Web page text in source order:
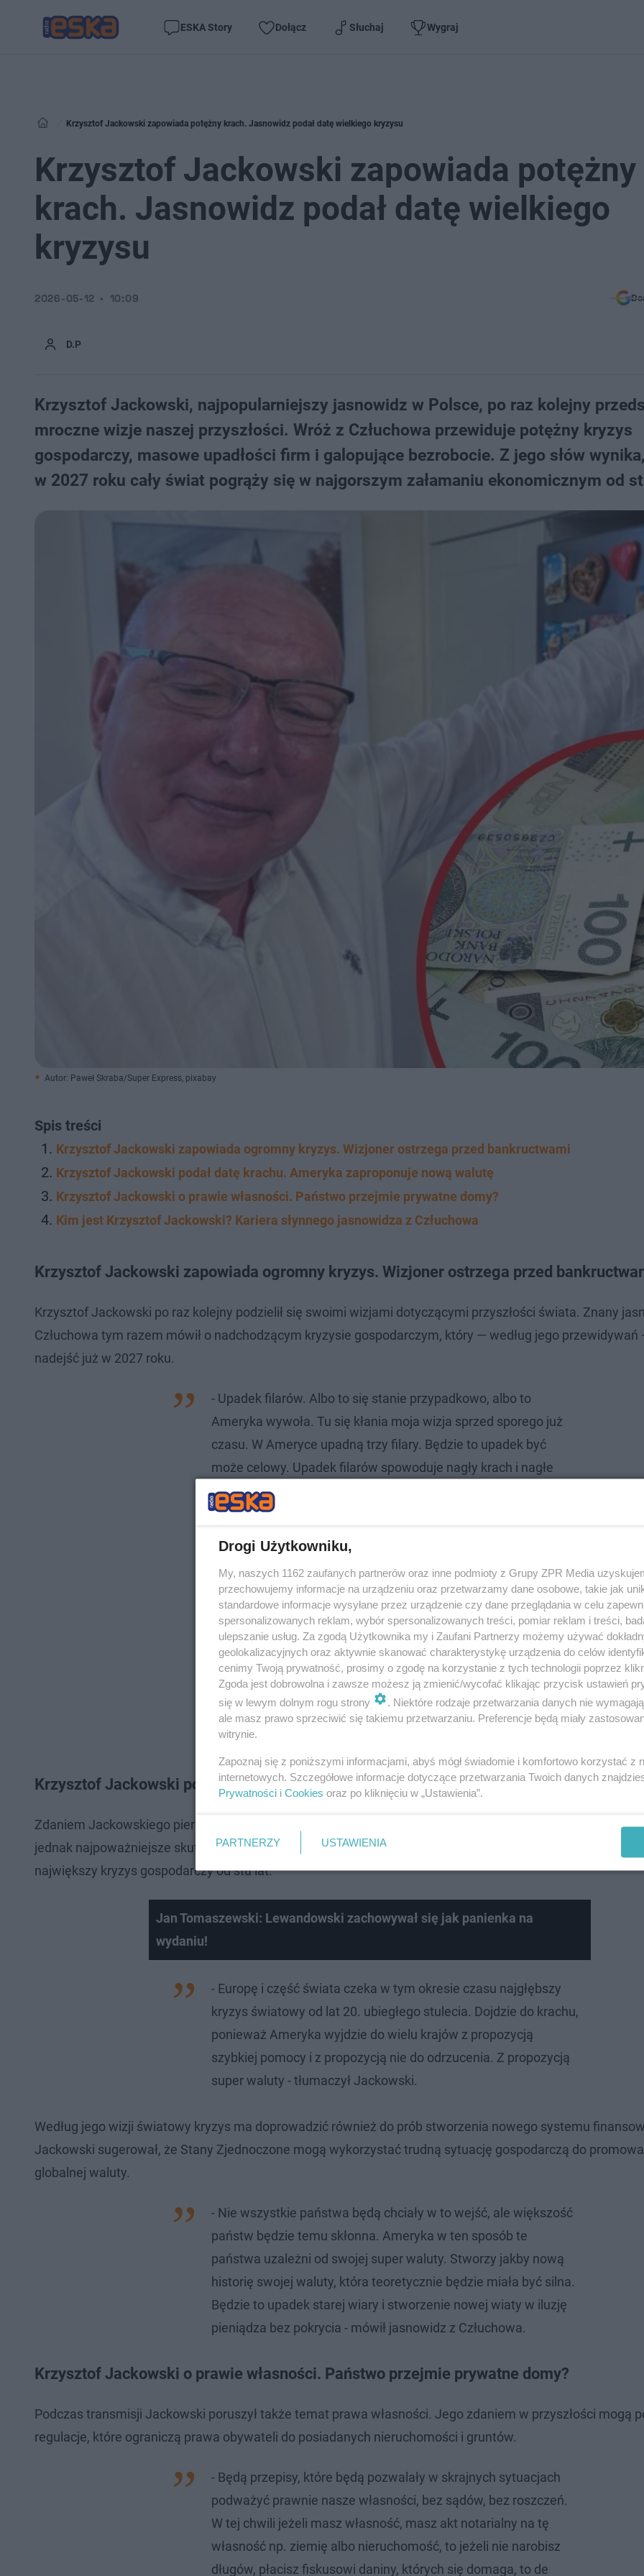
ESKA Story Dołącz Słuchaj Wygraj
Krzysztof Jackowski zapowiada potężny krach. Jasnowidz podał datę wielkiego kryzysu
Krzysztof Jackowski zapowiada potężny
krach. Jasnowidz podał datę wielkiego
kryzysu
D.P
2026-05-12 10:09
Krzysztof Jackowski, najpopularniejszy jasnowidz w Polsce, po raz kolejny
mroczne wizje naszej przyszłości. Wróż z Człuchowa przewiduje potężny kryzys
gospodarczy, masowe upadłości firm i galopujące bezrobocie. Z jego słów
w 2027 roku cały świat pogrąży się w najgorszym załamaniu ekonomicznym od
Autor: Paweł Skraba/Super Express, pixabay
Spis treści
Krzysztof Jackowski zapowiada ogromny kryzys. Wizjoner ostrzega przed bankructwami
Krzysztof Jackowski podał datę krachu. Ameryka zaproponuje nową walutę
Krzysztof Jackowski o prawie własności. Państwo przejmie prywatne domy?
Kim jest Krzysztof Jackowski? Kariera słynnego jasnowidza z Człuchowa
Krzysztof Jackowski zapowiada ogromny kryzys. Wizjoner ostrzega przed
Krzysztof Jackowski po raz kolejny podzielił się swoimi wizjami dotyczącymi przyszłości świata. Znany
Człuchowa tym razem mówił o nadchodzącym kryzysie gospodarczym, który — według jego przewidywań
nadejść już w 2027 roku.
- Upadek filarów. Albo to się stanie przypadkowo, albo to
Ameryka wywoła. Tu się kłania moja wizja sprzed sporego już
czasu. W Ameryce upadną trzy filary. Będzie to upadek być
może celowy. Upadek filarów spowoduje nagły krach i nagłe
bankructwa. Spowoduje bezrobocie i długotrwały kryzys - mówił
jasnowidz Jackowski na swoim kanale na YouTube.
Krzysztof Jackowski podał datę krachu. Ameryka zaproponuje nową walutę
Zdaniem Jackowskiego pierwsze symptomy załamania gospodarczego mogą pojawić się już w
jednak najpoważniejsze skutki świat odczuje właśnie w 2027 roku. Jasnowidz z Człuchowa uważa, że
największy kryzys gospodarczy od stu lat.
Jan Tomaszewski: Lewandowski zachowywał się jak panienka na
wydaniu!
- Europę i część świata czeka w tym okresie czasu najgłębszy
kryzys światowy od lat 20. ubiegłego stulecia. Dojdzie do krachu,
ponieważ Ameryka wyjdzie do wielu krajów z propozycją
szybkiej pomocy i z propozycją nie do odrzucenia. Z propozycją
super waluty - tłumaczył Jackowski.
Według jego wizji światowy kryzys ma doprowadzić również do prób stworzenia nowego systemu
Jackowski sugerował, że Stany Zjednoczone mogą wykorzystać trudną sytuację gospodarczą do
globalnej waluty.
- Nie wszystkie państwa będą chciały w to wejść, ale większość
państw będzie temu skłonna. Ameryka w ten sposób te
państwa uzależni od swojej super waluty. Stworzy jakby nową
historię swojej waluty, która teoretycznie będzie miała być silna.
Będzie to upadek starej wiary i stworzenie nowej wiaty w iluzję
pieniądza bez pokrycia - mówił jasnowidz z Człuchowa.
Krzysztof Jackowski o prawie własności. Państwo przejmie prywatne domy?
Podczas transmisji Jackowski poruszył także temat prawa własności. Jego zdaniem w przyszłości mogą
regulacje, które ograniczą prawa obywateli do posiadanych nieruchomości i gruntów.
- Będą przepisy, które będą pozwalały w skrajnych sytuacjach
podważyć prawnie nasze własności, bez sądów, bez roszczeń.
W tej chwili jeżeli masz własność, masz akt notarialny na tę
własność np. ziemię albo nieruchomość, to jeżeli nie narobisz
długów, płacisz fiskusowi daniny, których się domaga, to de
Drogi Użytkowniku,
My, naszych 1162 zaufanych partnerów oraz inne podmioty z Grupy ZPR Media
przechowujemy informacje na urządzeniu oraz przetwarzamy dane osobowe, takie jak
standardowe informacje wysyłane przez urządzenie czy dane przeglądania w celu
spersonalizowanych reklam, wybór spersonalizowanych treści, pomiar reklam i treści,
ulepszanie usług. Za zgodą Użytkownika my i Zaufani Partnerzy możemy używać
geolokalizacyjnych oraz aktywnie skanować charakterystykę urządzenia do celów
cenimy Twoją prywatność, prosimy o zgodę na korzystanie z tych technologii poprzez
Zgoda jest dobrowolna i zawsze możesz ją zmienić/wycofać klikając przycisk ustawień
się w lewym dolnym rogu strony
. Niektóre rodzaje przetwarzania danych nie
ale masz prawo sprzeciwić się takiemu przetwarzaniu. Preferencje będą miały
witrynie.
Zapoznaj się z poniższymi informacjami, abyś mógł świadomie i komfortowo korzystać z
internetowych. Szczegółowe informacje dotyczące przetwarzania Twoich danych
Prywatności i Cookies oraz po kliknięciu w „Ustawienia”.
PARTNERZY USTAWIENIA